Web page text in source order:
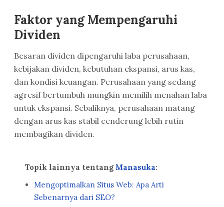
Faktor yang Mempengaruhi
Dividen
Besaran dividen dipengaruhi laba perusahaan,
kebijakan dividen, kebutuhan ekspansi, arus kas,
dan kondisi keuangan. Perusahaan yang sedang
agresif bertumbuh mungkin memilih menahan laba
untuk ekspansi. Sebaliknya, perusahaan matang
dengan arus kas stabil cenderung lebih rutin
membagikan dividen.
Topik lainnya tentang Manasuka:
Mengoptimalkan Situs Web: Apa Arti
Sebenarnya dari SEO?